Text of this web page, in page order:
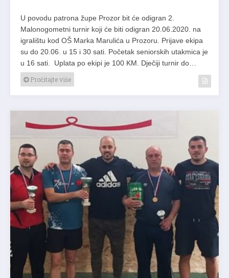
U povodu patrona župe Prozor bit će odigran 2.
Malonogometni turnir koji će biti odigran 20.06.2020. na
igralištu kod OŠ Marka Marulića u Prozoru. Prijave ekipa
su do 20.06. u 15 i 30 sati. Početak seniorskih utakmica je
u 16 sati. Uplata po ekipi je 100 KM. Dječiji turnir do…
Pročitajte više